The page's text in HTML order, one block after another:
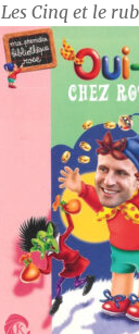
Les Cinq et le